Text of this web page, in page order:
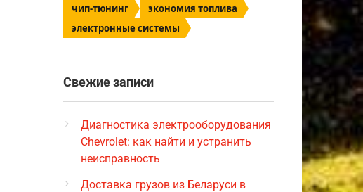
чип-тюнинг
экономия топлива
электронные системы
Свежие записи
Диагностика электрооборудования
Chevrolet: как найти и устранить
неисправность
Доставка грузов из Беларуси в